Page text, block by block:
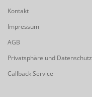
Kontakt
Impressum
AGB
Privatsphäre und Datenschutz
Callback Service